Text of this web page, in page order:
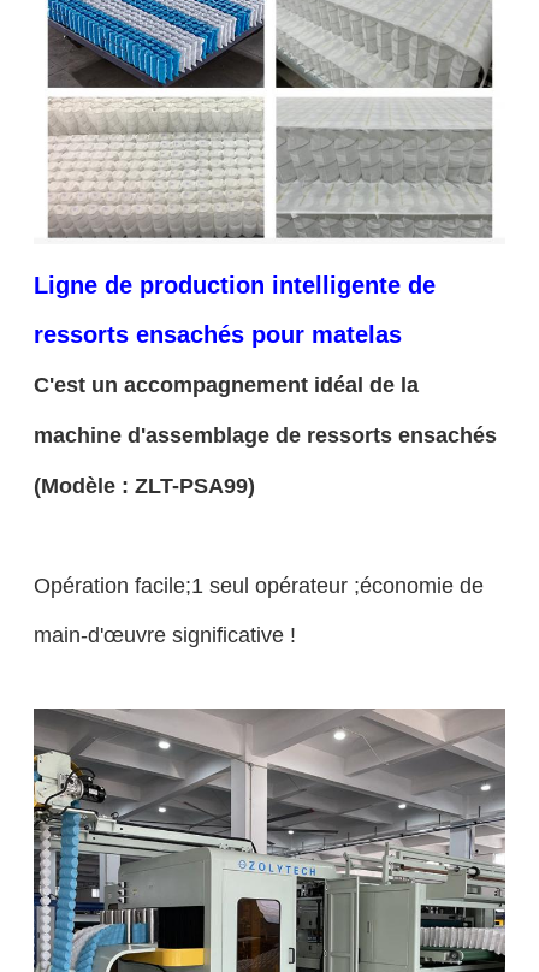
Ligne de production intelligente de
ressorts ensachés pour matelas
C'est un accompagnement idéal de la
machine d'assemblage de ressorts ensachés
(Modèle : ZLT-PSA99)
Opération facile;1 seul opérateur ;économie de
main-d'œuvre significative !